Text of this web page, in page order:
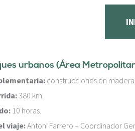
urbanos (Área
construcciones en madera.
380 km.
10 horas.
viaje:Antoni Farrero – Coordinador